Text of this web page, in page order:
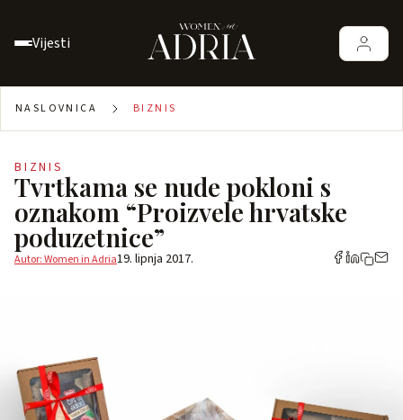
Vijesti
NASLOVNICA BIZNIS
BIZNIS
Tvrtkama se nude pokloni s
oznakom “Proizvele hrvatske
poduzetnice”
Autor: Women in Adria19. lipnja 2017.